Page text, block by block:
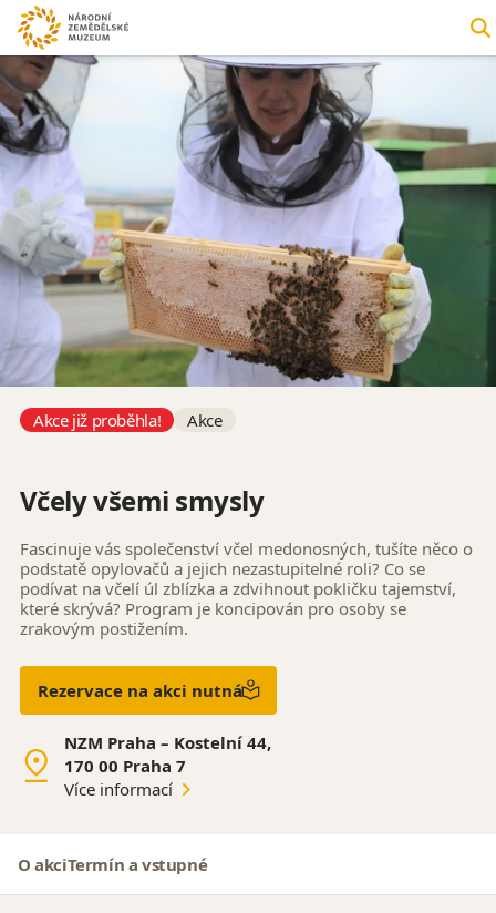
Akce již proběhla! Akce
Včely všemi smysly
Fascinuje vás společenství včel medonosných, tušíte něco o
podstatě opylovačů a jejich nezastupitelné roli? Co se
podívat na včelí úl zblízka a zdvihnout pokličku tajemství,
které skrývá? Program je koncipován pro osoby se
zrakovým postižením.
Rezervace na akci nutná
NZM Praha – Kostelní 44,
170 00 Praha 7
Více informací
O akciTermín a vstupné